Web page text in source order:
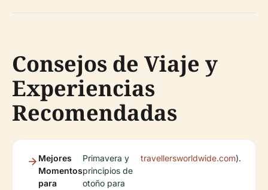
Consejos de Viaje y
Experiencias
Recomendadas
Mejores
Momentos
para
Primavera y
principios de
otoño para
travellersworldwide.com).